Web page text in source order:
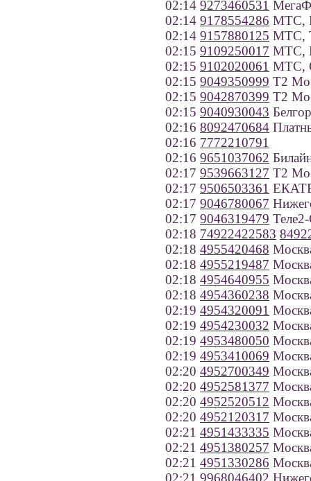
02:14 9273460531
02:14 9178554286 МТС,
02:14 9157880125 МТС,
02:15 9109250017 МТС,
02:15 9102020061 МТС,
02:15 9049350999 Т2
02:15 9042870399 Т2
02:15 9040930043
02:16 8092470684
02:16 7772210791
02:16 9651037062
02:17 9539663127 Т2
02:17 9506503361
02:17 9046780067
02:17 9046319479
02:18 74922422583
02:18 4955420468
02:18 4955219487
02:18 4954640955
02:18 4954360238
02:19 4954320091
02:19 4954230032
02:19 4953480050
02:19 4953410069
02:20 4952700349
02:20 4952581377
02:20 4952520512
02:20 4952120317
02:21 4951433335
02:21 4951380257
02:21 4951330286
02:21 9968046402